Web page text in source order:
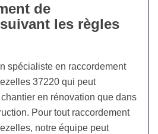
de
les règles
spécialiste en raccordement
37220 qui peut
en rénovation que dans
Pour tout raccordement
notre équipe peut